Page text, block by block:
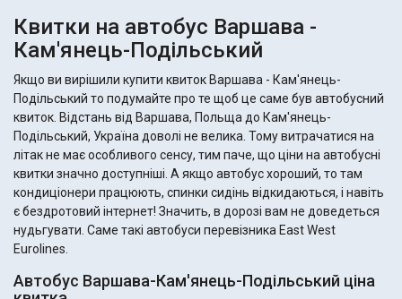
Квитки на автобус Варшава -
Кам'янець-Подільський
Якщо ви вирішили купити квиток Варшава - Кам'янець-
Подільський то подумайте про те щоб це саме був автобусний
квиток. Відстань від Варшава, Польща до Кам'янець-
Подільський, Україна доволі не велика. Тому витрачатися на
літак не має особливого сенсу, тим паче, що ціни на автобусні
квитки значно доступніші. А якщо автобус хороший, то там
кондиціонери працюють, спинки сидінь відкидаються, і навіть
є бездротовий інтернет! Значить, в дорозі вам не доведеться
нудьгувати. Саме такі автобуси перевізника East West
Eurolines.
Автобус Варшава-Кам'янець-Подільський ціна